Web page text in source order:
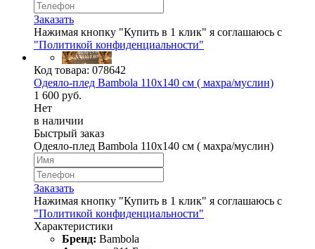
Заказать
Нажимая кнопку "Купить в 1 клик" я соглашаюсь с
"Политикой конфиденциальности"
Код товара: 078642
Одеяло-плед Bambola 110х140 см ( махра/муслин)
1 600 руб.
Нет
в наличии
Быстрый заказ
Одеяло-плед Bambola 110х140 см ( махра/муслин)
Заказать
Нажимая кнопку "Купить в 1 клик" я соглашаюсь с
"Политикой конфиденциальности"
Характеристики
Бренд: Bambola